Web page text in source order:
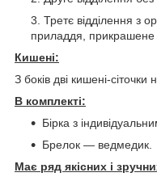
Третє відділення з
приладдя,
Кишені:
З боків дві кишені-сіточки
В комплекті:
Бірка з
Брелок — ведмедик.
Має ряд якісних і